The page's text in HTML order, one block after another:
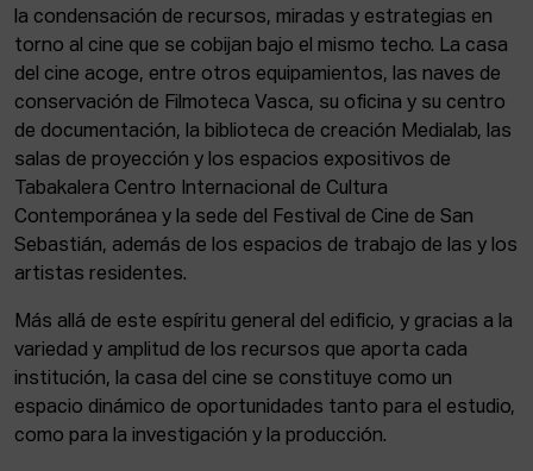
la condensación de recursos, miradas y estrategias en
torno al cine que se cobijan bajo el mismo techo. La casa
del cine acoge, entre otros equipamientos, las naves de
conservación de Filmoteca Vasca, su oficina y su centro
de documentación, la biblioteca de creación Medialab, las
salas de proyección y los espacios expositivos de
Tabakalera Centro Internacional de Cultura
Contemporánea y la sede del Festival de Cine de San
Sebastián, además de los espacios de trabajo de las y los
artistas residentes.
Más allá de este espíritu general del edificio, y gracias a la
variedad y amplitud de los recursos que aporta cada
institución, la casa del cine se constituye como un
espacio dinámico de oportunidades tanto para el estudio,
como para la investigación y la producción.